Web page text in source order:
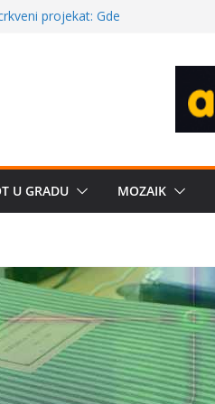
projekat: Gde
i sekularne
traženije Španija,
mira dočekao
U GRADU MOZAIK